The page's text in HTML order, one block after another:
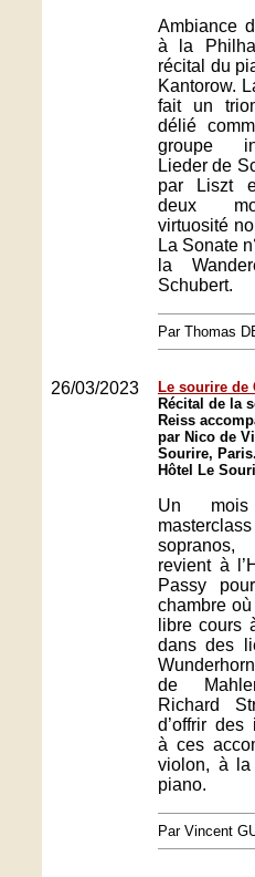
Ambiance
à la
récital du
Kantorow.
fait un
délié
groupe
Lieder de
par Liszt
deux
virtuosité
La Sonate
la
Schubert.
Par Thomas
26/03/2023
Le sourire de
Récital de la
Reiss
par Nico de
Sourire,
Hôtel Le
Un
revient à
Passy
chambre
libre cours
dans des
de
Richard
d’offrir des
à ces
violon, à
piano.
Par Vincent